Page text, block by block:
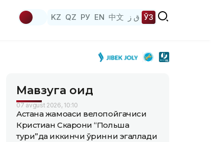
KZ QZ РУ EN 中文 ق ز ЎЗ
Мавзуга оид
07 avgust 2026, 10:10
Астана жамоаси велопойгачиси
Кристиан Скарони “Польша
тури”да иккинчи ўринни эгаллади